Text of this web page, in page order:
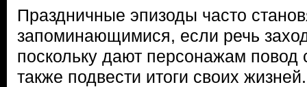
Праздничные эпизоды часто
запоминающимися, если речь
поскольку дают персонажам повод
также подвести итоги своих